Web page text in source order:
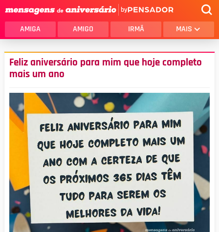
by
AMIGA AMIGO IRMÃ MAIS
Feliz aniversário para mim que hoje completo
mais um ano